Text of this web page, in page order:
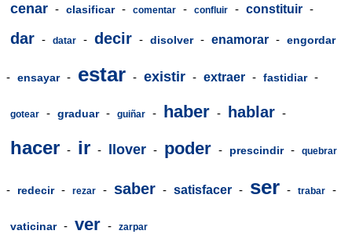
cenar - clasificar - comentar - confluir - constituir -
dar - datar - decir - disolver - enamorar - engordar
- ensayar - estar - existir - extraer - fastidiar -
gotear - graduar - guiñar - haber - hablar -
hacer - ir - llover - poder - prescindir - quebrar
- redecir - rezar - saber - satisfacer - ser - trabar -
vaticinar - ver - zarpar